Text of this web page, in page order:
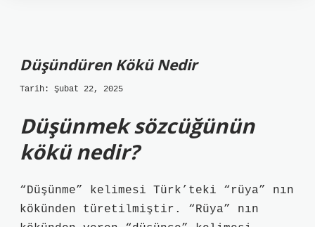
Düşündüren Kökü Nedir
Tarih: Şubat 22, 2025
Düşünmek sözcüğünün
kökü nedir?
“Düşünme” kelimesi Türk’teki “rüya” nın
kökünden türetilmiştir. “Rüya” nın